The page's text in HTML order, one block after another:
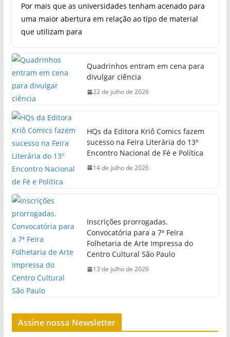
Por mais que as universidades tenham acenado para
uma maior abertura em relação ao tipo de material
que utilizam para
Quadrinhos entram em cena para
divulgar ciência
22 de julho de 2026
HQs da Editora Kriô Comics fazem
sucesso na Feira Literária do 13º
Encontro Nacional de Fé e Política
14 de julho de 2026
Inscrições prorrogadas.
Convocatória para a 7ª Feira
Folhetaria de Arte Impressa do
Centro Cultural São Paulo
13 de julho de 2026
Assine nossa Newsletter